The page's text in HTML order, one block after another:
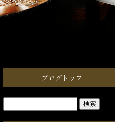
ブログトップ